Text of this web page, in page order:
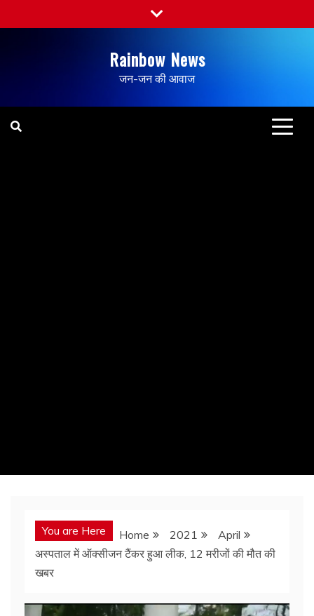
Rainbow News
जन-जन की आवाज
You are Here Home 2021
April
अस्पताल में ऑक्सीजन टैंकर हुआ लीक, 12 मरीजों की मौत की
खबर